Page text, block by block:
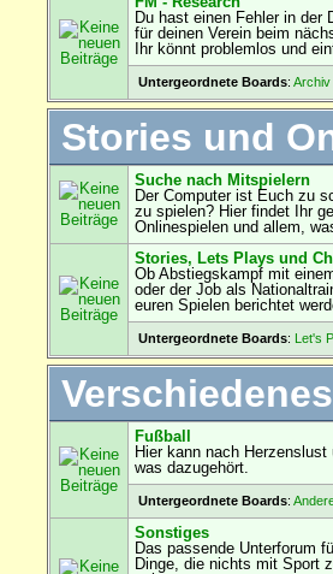
Du hast einen Fehler in der
für deinen Verein beim
Ihr könnt problemlos und
Untergeordnete Boards:
Stories und
Suche nach Mitspielern
Der Computer ist Euch zu
zu spielen? Hier findet Ihr
Onlinespielen und allem,
Stories, Lets Plays und
Ob Abstiegskampf mit
oder der Job als
euren Spielen berichtet
Untergeordnete Boards: Let's
Verschiedenes
Fußball
Hier kann nach
was dazugehört.
Untergeordnete Boards:
Sonstiges
Das passende Unterforum
Dinge, die nichts mit Sport